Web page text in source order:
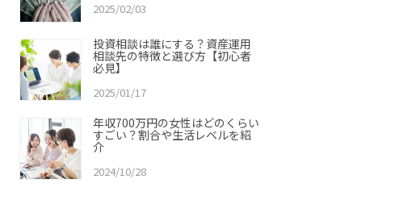
2025/02/03
投資相談は誰にする？資産運用
相談先の特徴と選び方【初心者
必見】
2025/01/17
年収700万円の女性はどのくらい
すごい？割合や生活レベルを紹
介
2024/10/28